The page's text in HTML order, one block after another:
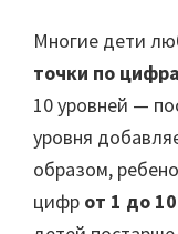
Многие дети
точки по
10 уровней —
уровня
образом,
цифр от 1 до 10